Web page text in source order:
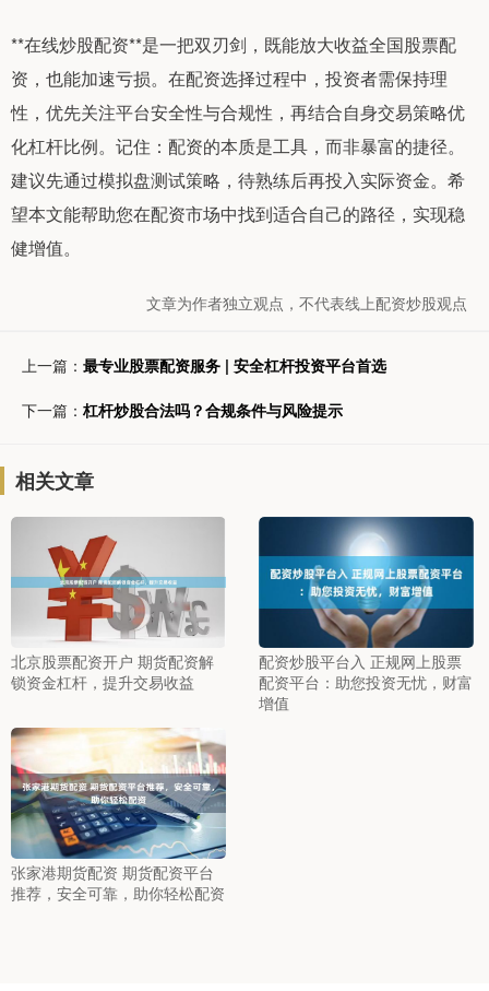
**在线炒股配资**是一把双刃剑，既能放大收益全国股票配
资，也能加速亏损。在配资选择过程中，投资者需保持理
性，优先关注平台安全性与合规性，再结合自身交易策略优
化杠杆比例。记住：配资的本质是工具，而非暴富的捷径。
建议先通过模拟盘测试策略，待熟练后再投入实际资金。希
望本文能帮助您在配资市场中找到适合自己的路径，实现稳
健增值。
文章为作者独立观点，不代表线上配资炒股观点
上一篇： 最专业股票配资服务 | 安全杠杆投资平台首选
下一篇： 杠杆炒股合法吗？合规条件与风险提示
相关文章
北京股票配资开户 期货配资解
锁资金杠杆，提升交易收益
配资炒股平台入 正规网上股票
配资平台：助您投资无忧，财富
增值
张家港期货配资 期货配资平台
推荐，安全可靠，助你轻松配资